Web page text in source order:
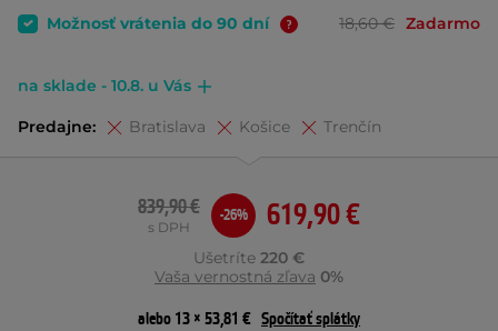
Možnosť vrátenia do 90 dní 18,60 € Zadarmo
na sklade - 10.8. u Vás
Predajne: Bratislava Košice Trenčín
619,90 €
839,90 €
s DPH
-26%
Ušetríte 220 €
Vaša vernostná zľava 0%
alebo 13 × 53,81 € Spočítať splátky